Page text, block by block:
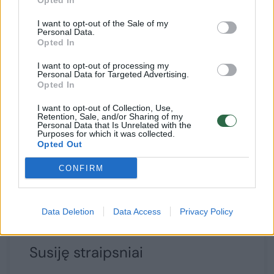
I want to opt-out of the Sale of my
Personal Data.
Opted In
I want to opt-out of processing my
Personal Data for Targeted Advertising.
Opted In
I want to opt-out of Collection, Use,
Retention, Sale, and/or Sharing of my
Personal Data that Is Unrelated with the
Purposes for which it was collected.
Opted Out
CONFIRM
Data Deletion Data Access Privacy Policy
pasakojo, ką nuveikė Nidoje ir kokiomis
dovanomis pasilepino.
„Paminėjome simboliškai. Su dukrytėmis
kartu važiavome į Nidą, aplankėme vietas,
kuriose prieš 10 metų džiaugėmės sumainę
aukso žiedus. Bažnyčioje uždegėme žvakutes.
Na, o kaip akcentą prisiminimui, visi keturi
pasidovanojome gintaro apyrankes“, –
Susiję straipsniai